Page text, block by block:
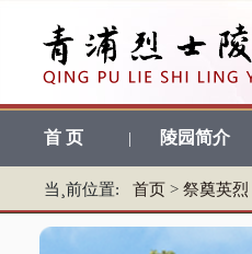
首 页 | 陵园简介
当¸前位置: 首页 > 祭奠英烈